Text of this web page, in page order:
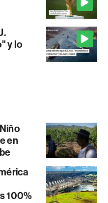
y lo
en
100%